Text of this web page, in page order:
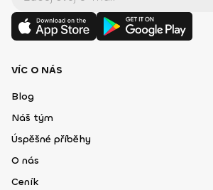
VÍC O NÁS
Blog
Náš tým
Úspěšné příběhy
O nás
Ceník